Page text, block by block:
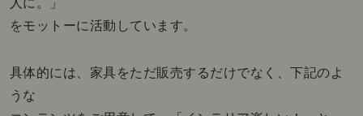
をモットーに活動しています。
具体的には、家具をただ販売するだけでなく、下記のよ
うな